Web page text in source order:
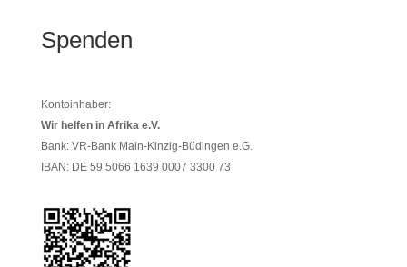
Spenden
Kontoinhaber:
Wir helfen in Afrika e.V.
Bank: VR-Bank Main-Kinzig-Büdingen e.G.
IBAN: DE 59 5066 1639 0007 3300 73